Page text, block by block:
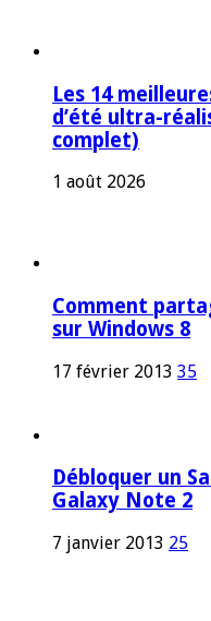
Les 14
d’été ultra-
complet)
1 août 2026
Comment
sur Windows 8
17 février 2013 35
Débloquer un
Galaxy Note 2
7 janvier 2013 25